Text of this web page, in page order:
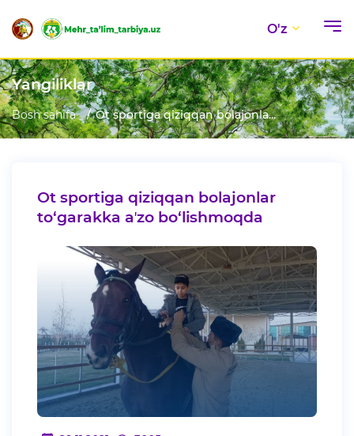
O'z
Yangiliklar
Bosh sahifa Ot sportiga qiziqqan bolajonla...
Ot sportiga qiziqqan bolajonlar
to‘garakka aʼzo bo‘lishmoqda